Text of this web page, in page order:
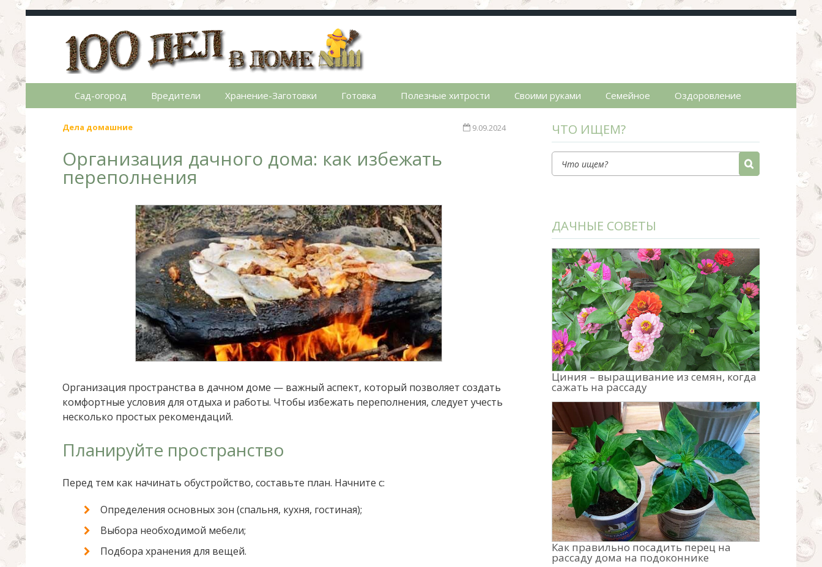
100 дел в доме
Полезные хитрости для легкой жизни в частном доме. Сад, огород, дела домашние, простые рецепты.
Сад-огород Вредители Хранение-Заготовки Готовка Полезные хитрости Своими руками Семейное Оздоровление
Дела домашние 9.09.2024
Организация дачного дома: как избежать
переполнения
Организация пространства в дачном доме — важный аспект, который позволяет создать
комфортные условия для отдыха и работы. Чтобы избежать переполнения, следует учесть
несколько простых рекомендаций.
Планируйте пространство
Перед тем как начинать обустройство, составьте план. Начните с:
Определения основных зон (спальня, кухня, гостиная);
Выбора необходимой мебели;
Подбора хранения для вещей.
ЧТО ИЩЕМ?
ДАЧНЫЕ СОВЕТЫ
Циния – выращивание из семян, когда
сажать на рассаду
Как правильно посадить перец на
рассаду дома на подоконнике